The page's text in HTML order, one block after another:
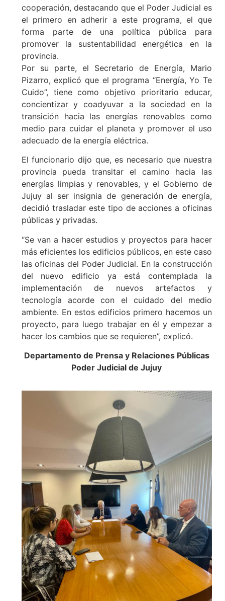
cooperación, destacando que el Poder Judicial es
el primero en adherir a este programa, el que
forma parte de una política pública para
promover la sustentabilidad energética en la
provincia.
Por su parte, el Secretario de Energía, Mario
Pizarro, explicó que el programa “Energía, Yo Te
Cuido”, tiene como objetivo prioritario educar,
concientizar y coadyuvar a la sociedad en la
transición hacia las energías renovables como
medio para cuidar el planeta y promover el uso
adecuado de la energía eléctrica.
El funcionario dijo que, es necesario que nuestra
provincia pueda transitar el camino hacia las
energías limpias y renovables, y el Gobierno de
Jujuy al ser insignia de generación de energía,
decidió trasladar este tipo de acciones a oficinas
públicas y privadas.
“Se van a hacer estudios y proyectos para hacer
más eficientes los edificios públicos, en este caso
las oficinas del Poder Judicial. En la construcción
del nuevo edificio ya está contemplada la
implementación de nuevos artefactos y
tecnología acorde con el cuidado del medio
ambiente. En estos edificios primero hacemos un
proyecto, para luego trabajar en él y empezar a
hacer los cambios que se requieren”, explicó.
Departamento de Prensa y Relaciones Públicas
Poder Judicial de Jujuy